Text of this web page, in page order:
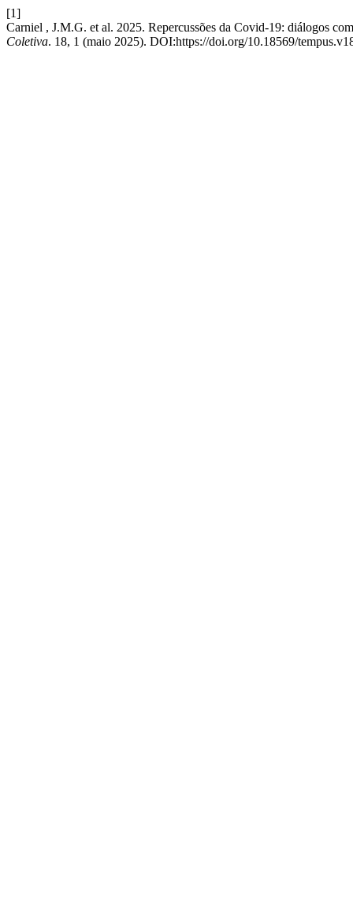
[1]
Carniel , J.M.G. et al. 2025. Repercussões da Covid-19: diálogos
Coletiva. 18, 1 (maio 2025). DOI:https://doi.org/10.18569/